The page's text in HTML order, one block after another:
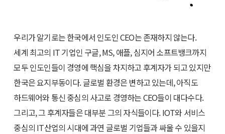
우리가 알기로는 한국에서 인도인 CEO는 존재하지 않는다.
세계 최고의 IT 기업인 구글, MS, 애플, 심지어 소프트뱅크까지
모두 인도인들이 경영에 핵심을 차지하고 후계자가 되고 있지만
한국은 요지부동이다. 글로벌 환경은 변하고 있는데, 아직도
하드웨어와 통신 중심의 사고로 경영하는 CEO들이 대다수다.
그리고, 그 후계자들은 대부분 그의 자식들이다. IOT와 서비스
중심의 IT산업의 시대에 과연 글로벌 기업들과 싸울 수 있을지